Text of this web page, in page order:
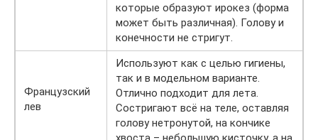
которые образуют ирокез (форма
может быть различная). Голову и
конечности не стригут.
Французский
лев
Используют как с целью гигиены,
так и в модельном варианте.
Отлично подходит для лета.
Состригают всё на теле, оставляя
голову нетронутой, на кончике